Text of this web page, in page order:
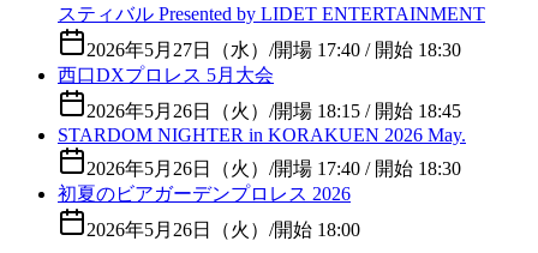
スティバル Presented by LIDET ENTERTAINMENT
2026年5月27日（水） /開場 17:40 / 開始 18:30
西口DXプロレス 5月大会
2026年5月26日（火） /開場 18:15 / 開始 18:45
STARDOM NIGHTER in KORAKUEN 2026 May.
2026年5月26日（火） /開場 17:40 / 開始 18:30
初夏のビアガーデンプロレス 2026
2026年5月26日（火） /開始 18:00